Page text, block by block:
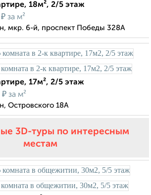
18м², 2/5 этаж
₽ за м²
мкр. 6-й, проспект Победы 328А
17м², 2/5 этаж
₽ за м²
Островского 18А
3D-туры по интересным
местам